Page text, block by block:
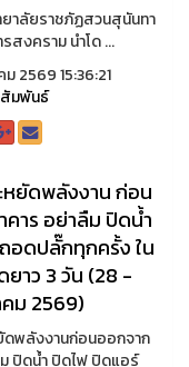
ยราชภัฏสวนสุนันทา
สงคราม นำโด ...
2569 15:36:21
สัมพันธ์
หยัดพลังงาน ก่อน
คาร อย่าลืม ปิดน้ำ
อดปลั๊กทุกครั้ง ใน
าว 3 วัน (28 -
ม 2569)
ดพลังงานก่อนออกจาก
ปิดน้ำ ปิดไฟ ปิดแอร์